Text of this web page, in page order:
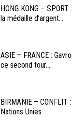
HONG KONG –
la médaille d’argent...
ASIE – FRANCE :
ce second tour...
BIRMANIE –
Nations Unies